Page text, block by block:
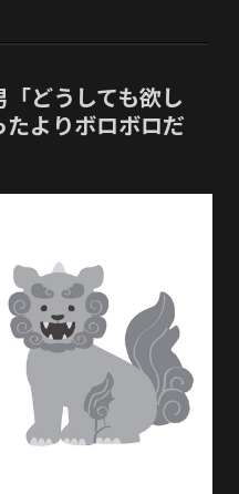
どうしても欲し
よりボロボロだ